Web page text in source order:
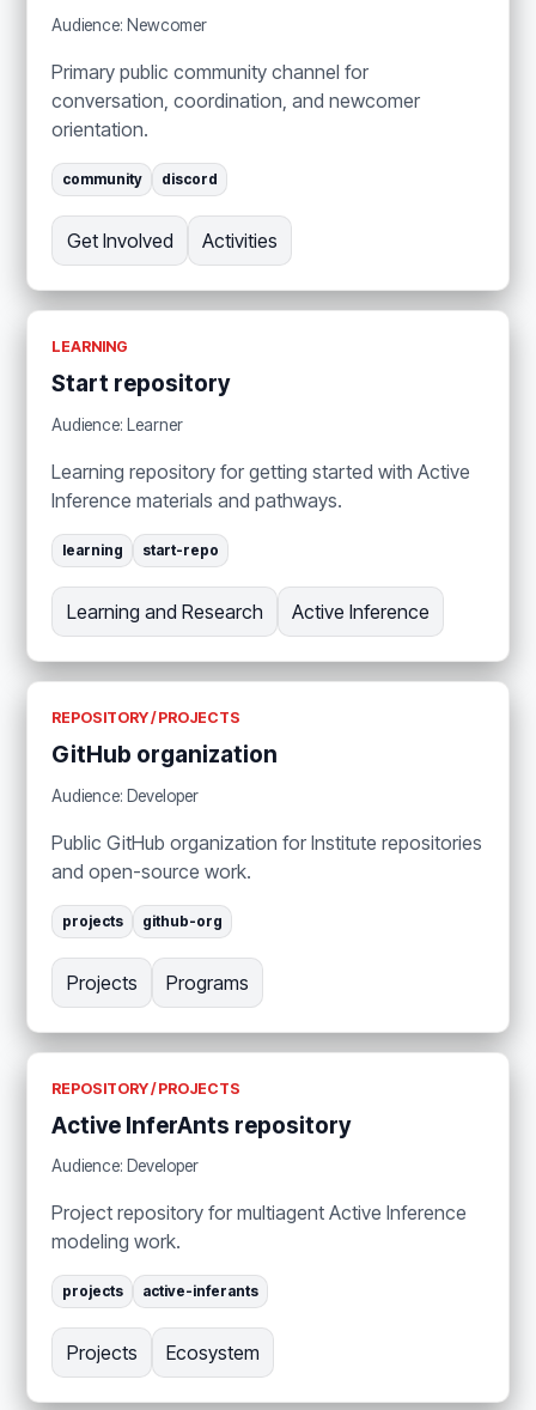
Audience: Newcomer
Primary public community channel for
conversation, coordination, and newcomer
orientation.
community discord
Get Involved Activities
LEARNING
Start repository
Audience: Learner
Learning repository for getting started with Active
Inference materials and pathways.
learning start-repo
Learning and Research Active Inference
REPOSITORY / PROJECTS
GitHub organization
Audience: Developer
Public GitHub organization for Institute repositories
and open-source work.
projects github-org
Projects Programs
REPOSITORY / PROJECTS
Active InferAnts repository
Audience: Developer
Project repository for multiagent Active Inference
modeling work.
projects active-inferants
Projects Ecosystem